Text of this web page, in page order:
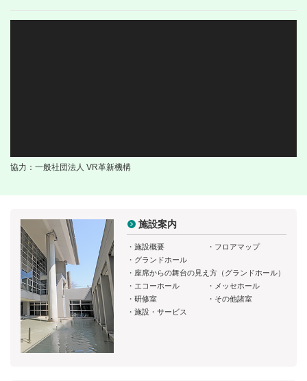
協力：一般社団法人 VR革新機構
施設案内
・施設概要 ・ フロアマップ
・ グランドホール
・ 座席からの舞台の見え方（グランドホール）
・ エコーホール ・ メッセホール
・研修室 ・ その他諸室
・施設・サービス